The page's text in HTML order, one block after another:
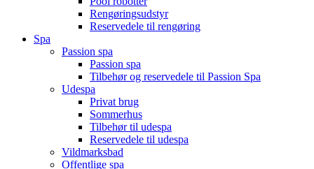
Rengøringsudstyr
Reservedele til rengøring
Spa
Passion spa
Passion spa
Tilbehør og reservedele til Passion Spa
Udespa
Privat brug
Sommerhus
Tilbehør til udespa
Reservedele til udespa
Vildmarksbad
Offentlige spa